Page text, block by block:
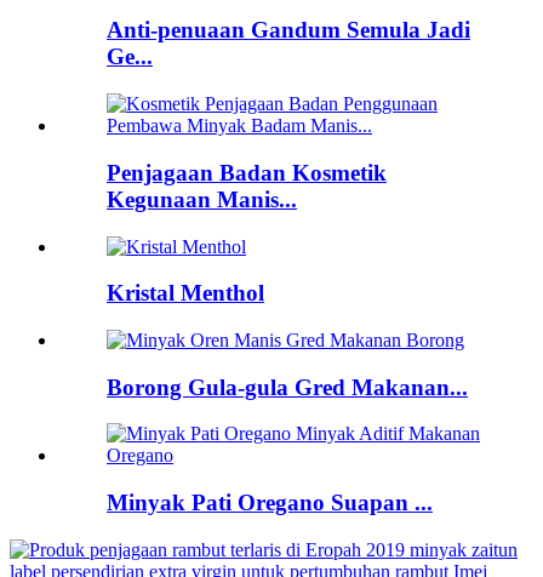
Anti-penuaan Gandum Semula Jadi
Ge...
Penjagaan Badan Kosmetik
Kegunaan Manis...
Kristal Menthol
Borong Gula-gula Gred Makanan...
Minyak Pati Oregano Suapan ...